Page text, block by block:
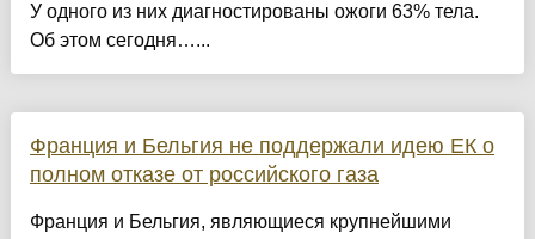
У одного из них диагностированы ожоги 63% тела.
Об этом сегодня…...
Франция и Бельгия не поддержали идею ЕК о
полном отказе от российского газа
Франция и Бельгия, являющиеся крупнейшими